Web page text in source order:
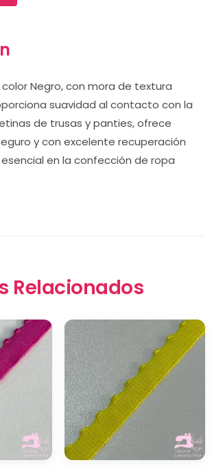
Negro, con mora de textura
suavidad al contacto con la
de trusas y panties, ofrece
y con excelente recuperación
en la confección de ropa
Relacionados